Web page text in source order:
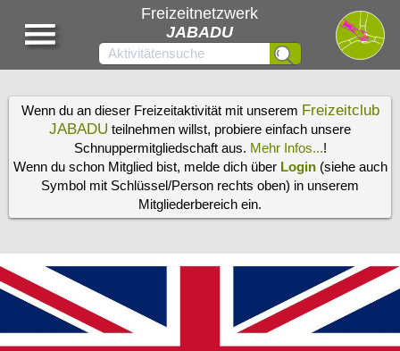
Freizeitnetzwerk
JABADU
Wenn du an dieser Freizeitaktivität mit unserem Freizeitclub
JABADU teilnehmen willst, probiere einfach unsere
Schnuppermitgliedschaft aus. Mehr Infos...!
Wenn du schon Mitglied bist, melde dich über Login(siehe auch
Symbol mit Schlüssel/Person rechts oben) in unserem
Mitgliederbereich ein.